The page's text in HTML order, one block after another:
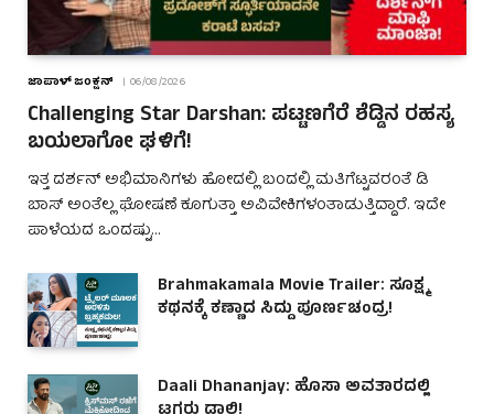
ಜಾಪಾಳ್ ಜಂಕ್ಷನ್ 06/08/2026
Challenging Star Darshan: ಪಟ್ಟಣಗೆರೆ ಶೆಡ್ಡಿನ ರಹಸ್ಯ
ಬಯಲಾಗೋ ಘಳಿಗೆ!
ಇತ್ತ ದರ್ಶನ್ ಅಭಿಮಾನಿಗಳು ಹೋದಲ್ಲಿ ಬಂದಲ್ಲಿ ಮತಿಗೆಟ್ಟವರಂತೆ ಡಿ
ಬಾಸ್ ಅಂತೆಲ್ಲ ಘೋಷಣೆ ಕೂಗುತ್ತಾ ಅವಿವೇಕಿಗಳಂತಾಡುತ್ತಿದ್ದಾರೆ. ಇದೇ
ಪಾಳೆಯದ ಒಂದಷ್ಟು…
Brahmakamala Movie Trailer: ಸೂಕ್ಷ್ಮ
ಕಥನಕ್ಕೆ ಕಣ್ಣಾದ ಸಿದ್ದು ಪೂರ್ಣಚಂದ್ರ!
Daali Dhananjay: ಹೊಸಾ ಅವತಾರದಲ್ಲಿ